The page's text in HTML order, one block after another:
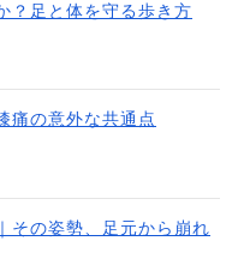
？足と体を守る歩き方
痛の意外な共通点
その姿勢、足元から崩れ